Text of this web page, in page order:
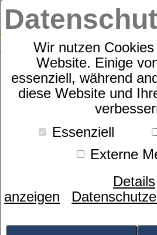
Wir nutzen
Website. Einige
essenziell, während
diese Website und
Essenziell
Externe
Details
anzeigen
Bettbezug
dormabell Uni-